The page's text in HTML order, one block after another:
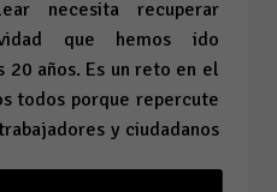
necesita recuperar
que hemos ido
años. Es un reto en el
todos porque repercute
y ciudadanos